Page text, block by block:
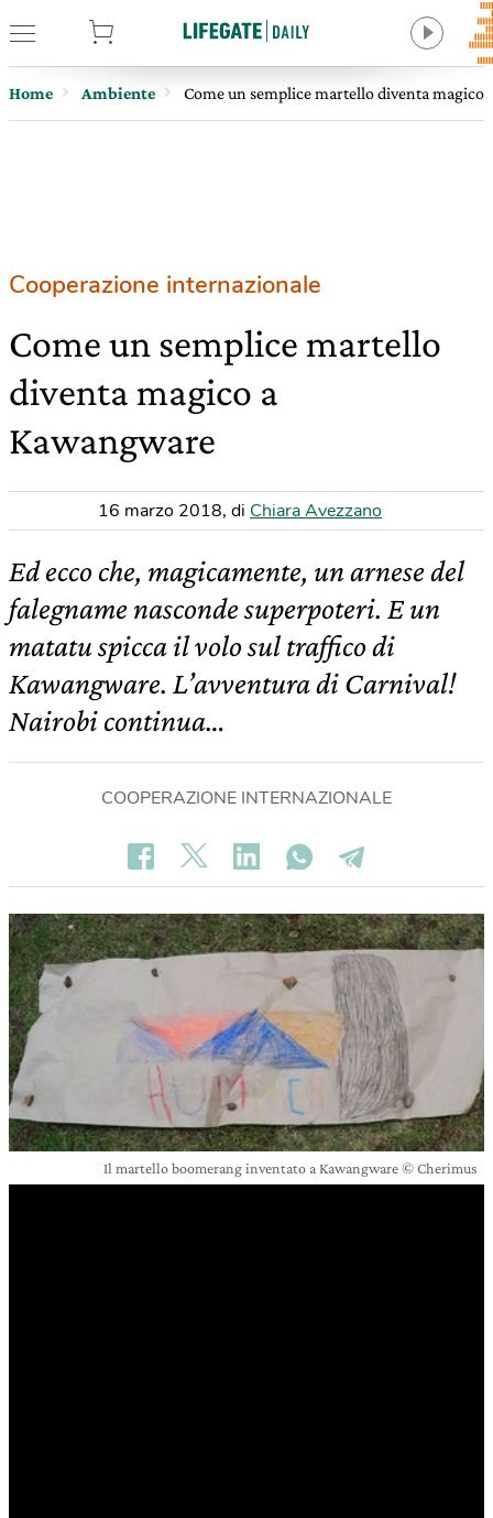
Home Ambiente Come un semplice martello diventa magico
Cooperazione internazionale
Come un semplice martello
diventa magico a
Kawangware
16 marzo 2018, di Chiara Avezzano
Ed ecco che, magicamente, un arnese del
falegname nasconde superpoteri. E un
matatu spicca il volo sul traffico di
Kawangware. L’avventura di Carnival!
Nairobi continua…
COOPERAZIONE INTERNAZIONALE
Il martello boomerang inventato a Kawangware © Cherimus